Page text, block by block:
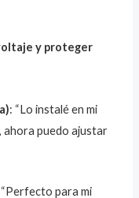
y proteger
: “Lo instalé en mi
puedo ajustar
“Perfecto para mi